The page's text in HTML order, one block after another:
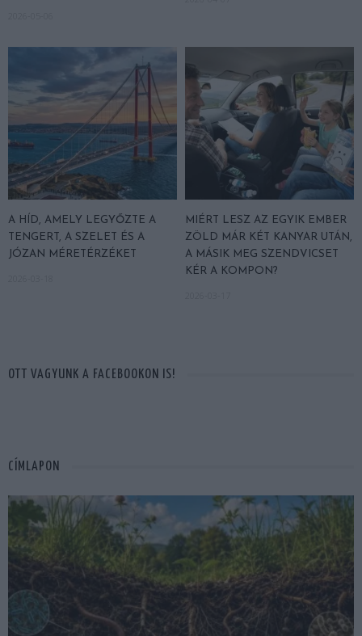
A HÍD, AMELY LEGYŐZTE A
TENGERT, A SZELET ÉS A
JÓZAN MÉRETÉRZÉKET
MIÉRT LESZ AZ EGYIK EMBER
ZÖLD MÁR KÉT KANYAR UTÁN,
A MÁSIK MEG SZENDVICSET
KÉR A KOMPON?
OTT VAGYUNK A FACEBOOKON IS!
CÍMLAPON